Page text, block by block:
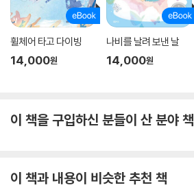
휠체어 타고 다이빙
14,000원
나비를 날려 보낸 날
14,000원
이 책을 구입하신 분들이 산 분야 책
이 책과 내용이 비슷한 추천 책